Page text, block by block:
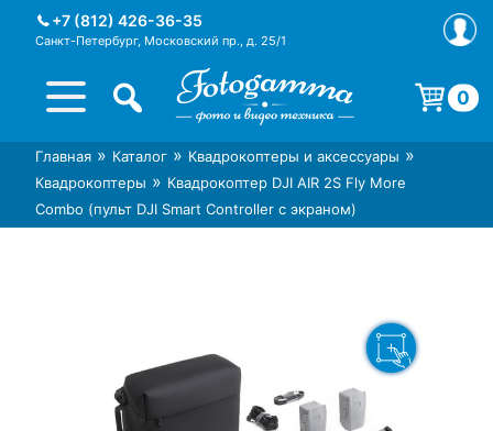
+7 (812) 426-36-35
Санкт-Петербург, Московский пр., д. 25/1
Интернет-магазин фототехники
Foto-Gamma в СПб
Магазин фотоаксессуаров foto-
gamma.ru
0
Корзина пуста.
Главная » Каталог » Квадрокоптеры и аксессуары »
Квадрокоптеры » Квадрокоптер DJI AIR 2S Fly More
Combo (пульт DJI Smart Controller с экраном)